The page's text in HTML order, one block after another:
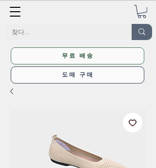
무료 배송
도매 구매